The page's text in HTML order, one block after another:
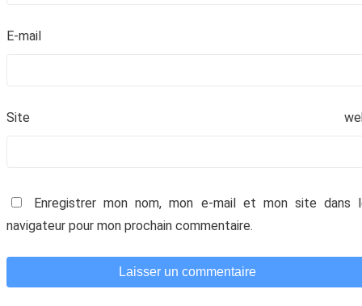
E-mail
Site
Enregistrer mon nom, mon e-mail et mon site dans
navigateur pour mon prochain commentaire.